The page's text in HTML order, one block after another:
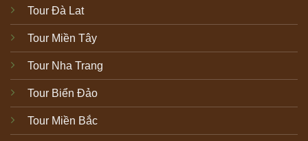
Tour Đà Lat
Tour Miền Tây
Tour Nha Trang
Tour Biển Đảo
Tour Miền Bắc